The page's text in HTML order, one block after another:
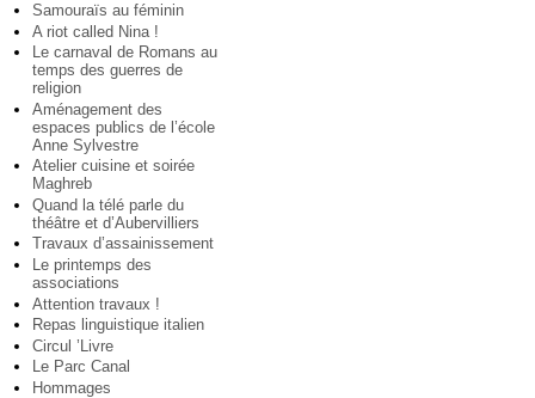
Samouraïs au féminin
A riot called Nina !
Le carnaval de Romans au
temps des guerres de
religion
Aménagement des
espaces publics de l’école
Anne Sylvestre
Atelier cuisine et soirée
Maghreb
Quand la télé parle du
théâtre et d’Aubervilliers
Travaux d’assainissement
Le printemps des
associations
Attention travaux !
Repas linguistique italien
Circul ’Livre
Le Parc Canal
Hommages